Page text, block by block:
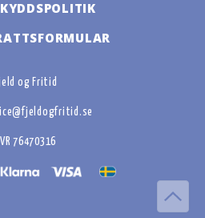
og Fritid
76470316